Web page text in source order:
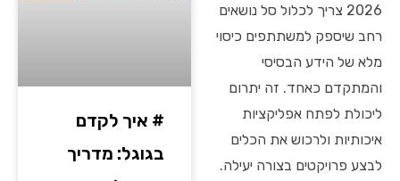
2026 צריך לכלול סל נושאים
רחב שיספק למשתתפים כיסוי
מלא של הידע הבסיסי
והמתקדם כאחד. זה יתרום
ליכולת לפתח אפליקציות
איכותיות ולרכוש את הכלים
לבצע פרויקטים בצורה יעילה.
# איך לקדם
בגוגל: מדריך